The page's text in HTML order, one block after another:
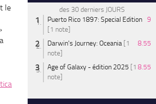
le
des 30 derniers JOURS
Puerto Rico 1897: Special Edition
[1 note]
9
Darwin's Journey: Oceania [1
note]
8.55
Age of Galaxy - édition 2025 [1
note]
8.55